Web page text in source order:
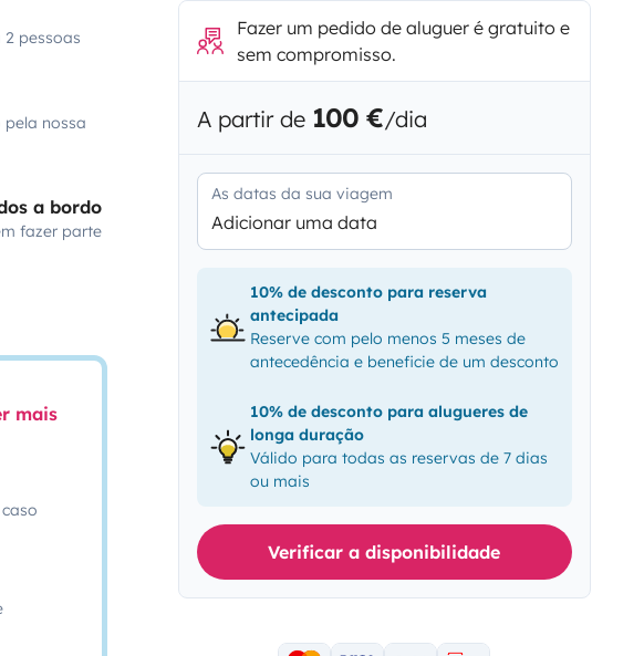
pessoas
nossa
a bordo
fazer parte
mais
Fazer um pedido de aluguer é gratuito e
sem compromisso.
A partir de 100 €/dia
As datas da sua viagem
Adicionar uma data
10% de desconto para reserva
antecipada
Reserve com pelo menos 5 meses de
antecedência e beneficie de um desconto
10% de desconto para alugueres de
longa duração
Válido para todas as reservas de 7 dias
ou mais
Verificar a disponibilidade